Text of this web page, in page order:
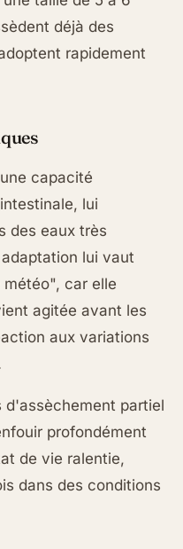
déjà des
rapidement
capacité
lui
des eaux très
lui vaut
car elle
agitée avant les
aux variations
d'assèchement partiel
profondément
de vie ralentie,
dans des conditions